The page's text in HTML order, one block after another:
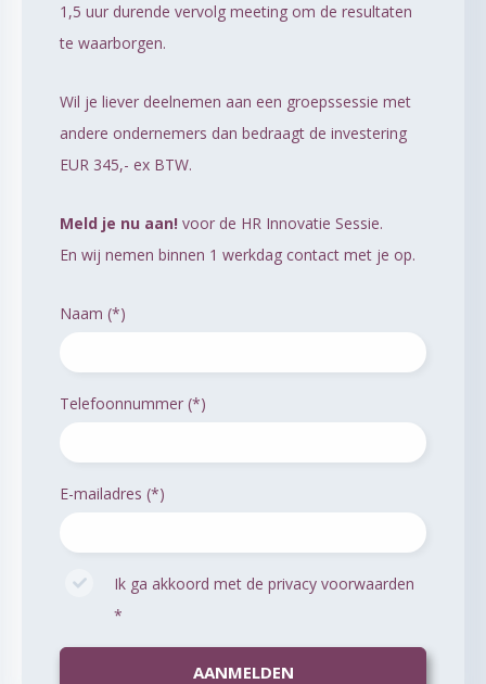
1,5 uur durende vervolg meeting om de resultaten
te waarborgen.
Wil je liever deelnemen aan een groepssessie met
andere ondernemers dan bedraagt de investering
EUR 345,- ex BTW.
Meld je nu aan! voor de HR Innovatie Sessie.
En wij nemen binnen 1 werkdag contact met je op.
Naam (*)
Telefoonnummer (*)
E-mailadres (*)
Ik ga akkoord met de privacy voorwaarden
*
AANMELDEN